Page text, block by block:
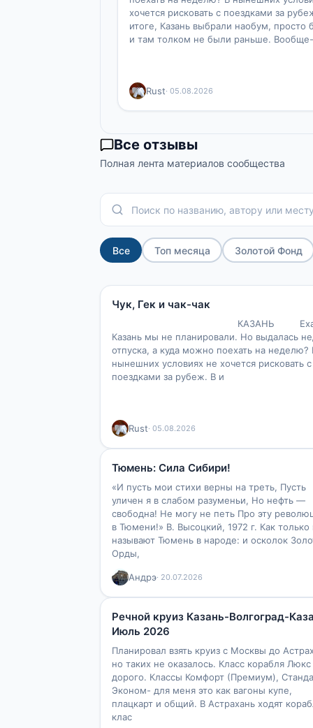
хочется рисковать с поездками за
итоге, Казань выбрали наобум, просто
и там толком не были раньше.
Rust· 05.08.2026
Все отзывы
Полная лента материалов сообщества
Все Топ месяца Золотой Фонд
Чук, Гек и чак-чак
КАЗАНЬ Ехать
Казань мы не планировали. Но выдалась
отпуска, а куда можно поехать на неделю?
нынешних условиях не хочется рисковать с
поездками за рубеж. В и
Rust· 05.08.2026
72
Тюмень: Сила Сибири!
«И пусть мои стихи верны на треть, Пусть
уличен я в слабом разуменьи, Но нефть —
свободна! Не могу не петь Про эту
в Тюмени!» В. Высоцкий, 1972 г. Как только
называют Тюмень в народе: и осколок
Орды,
Андрэ· 20.07.2026
138 1
Речной круиз Казань-Волгоград-
Июль 2026
Планировал взять круиз с Москвы до
но таких не оказалось. Класс корабля
дорого. Классы Комфорт (Премиум),
Эконом- для меня это как вагоны купе,
плацкарт и общий. В Астрахань ходят
клас